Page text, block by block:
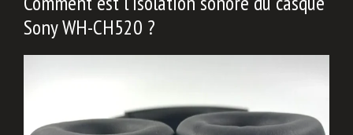
Sony WH-CH520 ?